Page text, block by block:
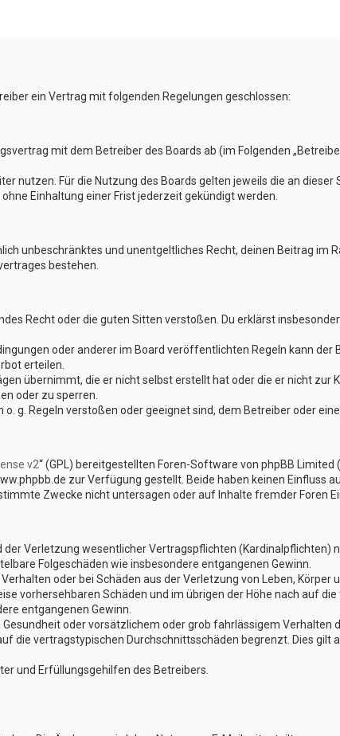
ein Vertrag mit folgenden Regelungen geschlossen:
mit dem Betreiber des Boards ab (im Folgenden
nutzen. Für die Nutzung des Boards gelten jeweils die an
Einhaltung einer Frist jederzeit gekündigt werden.
unbeschränktes und unentgeltliches Recht, deinen Beitrag im
bestehen.
Recht oder die guten Sitten verstoßen. Du erklärst
oder anderer im Board veröffentlichten Regeln kann der
erteilen.
übernimmt, die er nicht selbst erstellt hat oder die er nicht zur
oder zu sperren.
g. Regeln verstoßen oder geeignet sind, dem Betreiber oder
v2“ (GPL) bereitgestellten Foren-Software von phpBB
zur Verfügung gestellt. Beide haben keinen Einfluss
Zwecke nicht untersagen oder auf Inhalte fremder Foren
Verletzung wesentlicher Vertragspflichten (Kardinalpflichten)
Folgeschäden wie insbesondere entgangenen Gewinn.
oder bei Schäden aus der Verletzung von Leben, Körper
vorhersehbaren Schäden und im übrigen der Höhe nach auf
entgangenen Gewinn.
oder vorsätzlichem oder grob fahrlässigem Verhalten
die vertragstypischen Durchschnittsschäden begrenzt. Dies gilt
und Erfüllungsgehilfen des Betreibers.